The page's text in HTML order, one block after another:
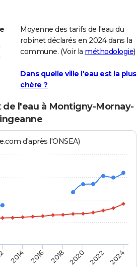
Moyenne des tarifs de l'eau du
robinet déclarés en 2024 dans la
commune. (Voir la méthodologie)
Dans quelle ville l'eau est la plus
chère ?
de l'eau à Montigny-Mornay-
d'après l'ONSEA)
2014 2016 2018 2020 2022 2024